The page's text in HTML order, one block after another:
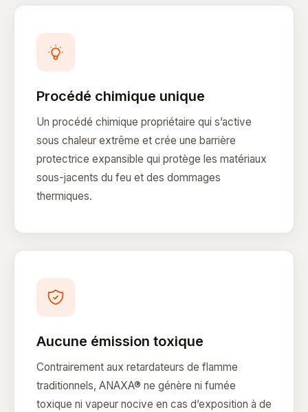
Procédé chimique unique
Un procédé chimique propriétaire qui s’active
sous chaleur extrême et crée une barrière
protectrice expansible qui protège les matériaux
sous-jacents du feu et des dommages
thermiques.
Aucune émission toxique
Contrairement aux retardateurs de flamme
traditionnels, ANAXA® ne génère ni fumée
toxique ni vapeur nocive en cas d’exposition à de